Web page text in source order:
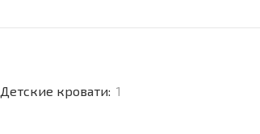
Детские кровати: 1